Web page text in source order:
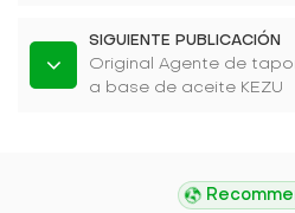
SIGUIENTE PUBLICACIÓN
Original Agente de
a base de aceite KEZU